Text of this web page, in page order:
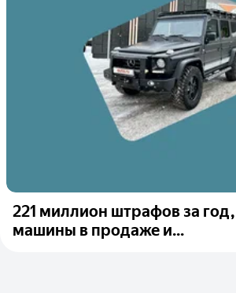
221 миллион штрафов за
машины в продаже и...